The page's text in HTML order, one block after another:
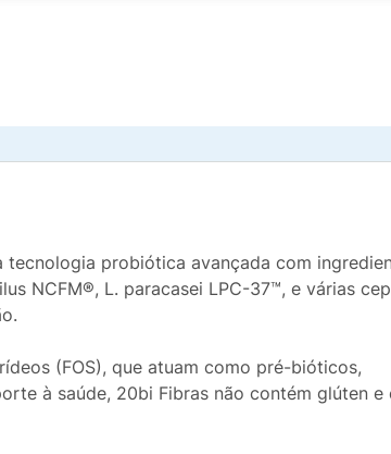
tecnologia probiótica avançada com
NCFM®, L. paracasei LPC-37™, e várias
(FOS), que atuam como pré-bióticos,
à saúde, 20bi Fibras não contém glúten e